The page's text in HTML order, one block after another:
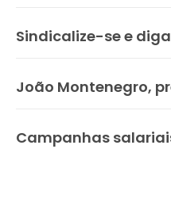
Sindicalize-se e
João Montenegro,
Campanhas